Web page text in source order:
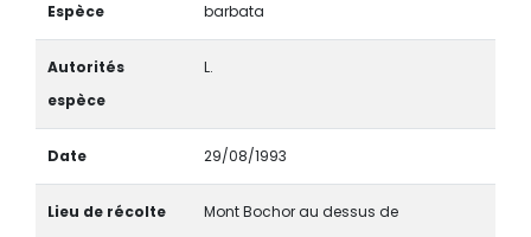
Espèce barbata
Autorités
espèce
L.
Date 29/08/1993
Lieu de récolte
Mont Bochor au dessus de